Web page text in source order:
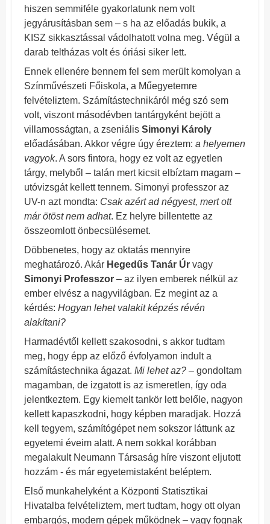
hiszen semmiféle gyakorlatunk nem volt
jegyárusításban sem – s ha az előadás bukik, a
KISZ sikkasztással vádolhatott volna meg. Végül a
darab teltházas volt és óriási siker lett.
Ennek ellenére bennem fel sem merült komolyan a
Színművészeti Főiskola, a Műegyetemre
felvételiztem. Számítástechnikáról még szó sem
volt, viszont másodévben tantárgyként bejött a
villamosságtan, a zseniális Simonyi Károly
előadásában. Akkor végre úgy éreztem: a helyemen
vagyok. A sors fintora, hogy ez volt az egyetlen
tárgy, melyből – talán mert kicsit elbíztam magam –
utóvizsgát kellett tennem. Simonyi professzor az
UV-n azt mondta: Csak azért ad négyest, mert ott
már ötöst nem adhat. Ez helyre billentette az
összeomlott önbecsülésemet.
Döbbenetes, hogy az oktatás mennyire
meghatározó. Akár Hegedűs Tanár Úr vagy
Simonyi Professzor – az ilyen emberek nélkül az
ember elvész a nagyvilágban. Ez megint az a
kérdés: Hogyan lehet valakit képzés révén
alakítani?
Harmadévtől kellett szakosodni, s akkor tudtam
meg, hogy épp az előző évfolyamon indult a
számítástechnika ágazat. Mi lehet az? – gondoltam
magamban, de izgatott is az ismeretlen, így oda
jelentkeztem. Egy kiemelt tankör lett belőle, nagyon
kellett kapaszkodni, hogy képben maradjak. Hozzá
kell tegyem, számítógépet nem sokszor láttunk az
egyetemi éveim alatt. A nem sokkal korábban
megalakult Neumann Társaság híre viszont eljutott
hozzám - és már egyetemistaként beléptem.
Első munkahelyként a Központi Statisztikai
Hivatalba felvételiztem, mert tudtam, hogy ott olyan
embargós, modern gépek működnek – vagy fognak